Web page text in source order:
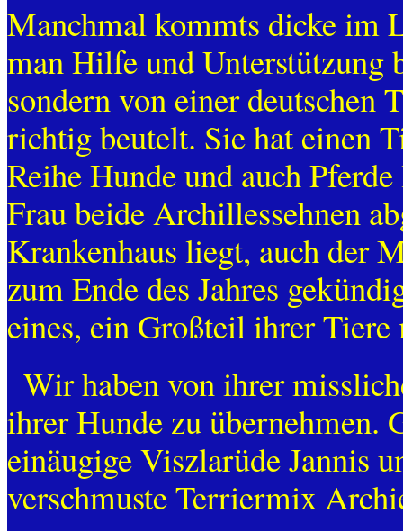
Manchmal kommts dicke im
man Hilfe und Unterstützung
sondern von einer deutschen
richtig beutelt. Sie hat einen
Reihe Hunde und auch
Frau beide Archillessehnen
Krankenhaus liegt, auch der
zum Ende des Jahres
eines, ein Großteil ihrer
Wir haben von ihrer
ihrer Hunde zu übernehmen.
einäugige Viszlarüde Jannis
verschmuste Terriermix